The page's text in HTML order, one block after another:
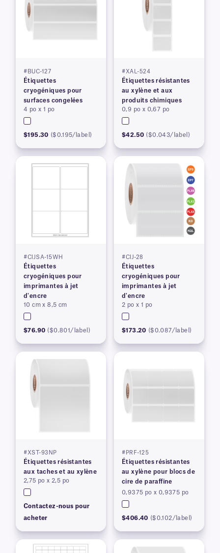
#BUC-127
Étiquettes
cryogéniques pour
surfaces congelées
4 po x 1 po
$195.30 ($0.195/label)
#XAL-524
Étiquettes résistantes
au xylène et aux
produits chimiques
0,9 po x 0,67 po
$42.50 ($0.043/label)
#CIJSA-15WH
Étiquettes
cryogéniques pour
imprimantes à jet
d'encre
10 cm x 8,5 cm
$76.90 ($0.801/label)
#CIJ-28
Étiquettes
cryogéniques pour
imprimantes à jet
d'encre
2 po x 1 po
$173.20 ($0.087/label)
#XST-93NP
Étiquettes résistantes
aux taches et au xylène
2,75 po x 2,5 po
Contactez-nous pour
acheter
#PRF-125
Étiquettes résistantes
au xylène pour blocs de
cire de paraffine
0,9375 po x 0,9375 po
$406.40 ($0.102/label)